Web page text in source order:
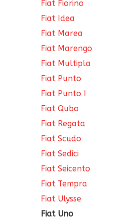
Fiat Fiorino
Fiat Idea
Fiat Marea
Fiat Marengo
Fiat Multipla
Fiat Punto
Fiat Punto I
Fiat Qubo
Fiat Regata
Fiat Scudo
Fiat Sedici
Fiat Seicento
Fiat Tempra
Fiat Ulysse
Fiat Uno